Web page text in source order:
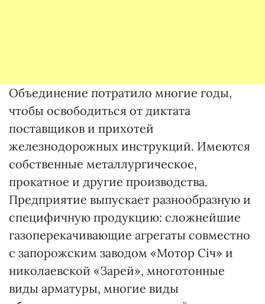
Объединение потратило многие годы,
чтобы освободиться от диктата
поставщиков и прихотей
железнодорожных инструкций. Имеются
собственные металлургическое,
прокатное и другие производства.
Предприятие выпускает разнообразную и
специфичную продукцию: сложнейшие
газоперекачивающие агрегаты совместно
с запорожским заводом «Мотор Січ» и
николаевской «Зарей», многотонные
виды арматуры, многие виды